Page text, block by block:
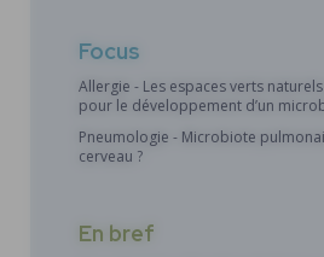
Focus
Allergie - Les espaces verts
pour le développement d’un
Pneumologie - Microbiote
cerveau ?
En bref